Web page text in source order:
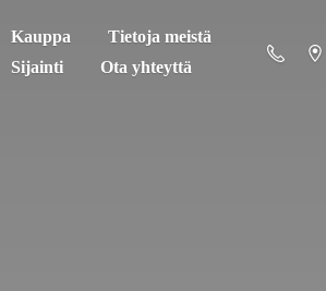
Kauppa
Tietoja meistä
Sijainti
Ota yhteyttä